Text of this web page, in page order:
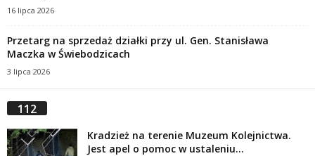
16 lipca 2026
Przetarg na sprzedaż działki przy ul. Gen. Stanisława
Maczka w Świebodzicach
3 lipca 2026
112
Kradzież na terenie Muzeum Kolejnictwa.
Jest apel o pomoc w ustaleniu...